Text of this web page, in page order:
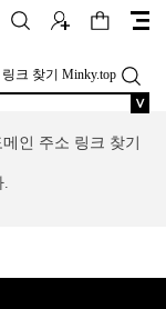
∨
인 주소 링크 찾기
.